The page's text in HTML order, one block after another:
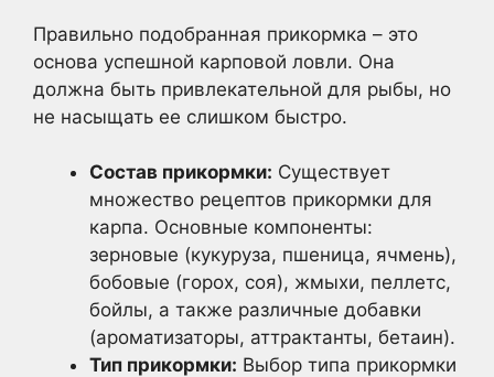
Правильно подобранная прикормка – это
основа успешной карповой ловли. Она
должна быть привлекательной для рыбы, но
не насыщать ее слишком быстро.
Состав прикормки: Существует
множество рецептов прикормки для
карпа. Основные компоненты:
зерновые (кукуруза, пшеница, ячмень),
бобовые (горох, соя), жмыхи, пеллетс,
бойлы, а также различные добавки
(ароматизаторы, аттрактанты, бетаин).
Тип прикормки: Выбор типа прикормки